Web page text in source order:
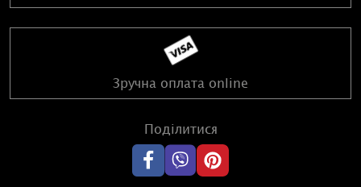
Зручна оплата online
Поділитися